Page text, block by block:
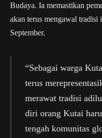
Budaya. Ia memastikan
akan terus mengawal tradisi
September.
“Sebagai warga
terus
merawat tradisi
diri orang Kutai
tengah komunitas